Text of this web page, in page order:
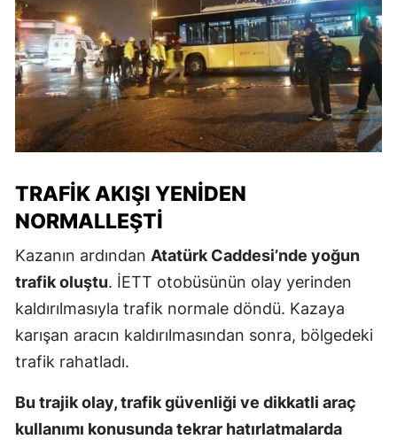
TRAFIK AKIŞI YENIDEN
NORMALLEŞTI
Kazanın ardından Atatürk Caddesi’nde yoğun
trafik oluştu. İETT otobüsünün olay yerinden
kaldırılmasıyla trafik normale döndü. Kazaya
karışan aracın kaldırılmasından sonra, bölgedeki
trafik rahatladı.
Bu trajik olay, trafik güvenliği ve dikkatli araç
kullanımı konusunda tekrar hatırlatmalarda